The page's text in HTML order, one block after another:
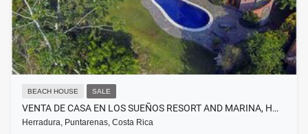
BEACH HOUSE SALE
VENTA DE CASA EN LOS SUEÑOS RESORT AND MARINA, H…
Herradura, Puntarenas, Costa Rica